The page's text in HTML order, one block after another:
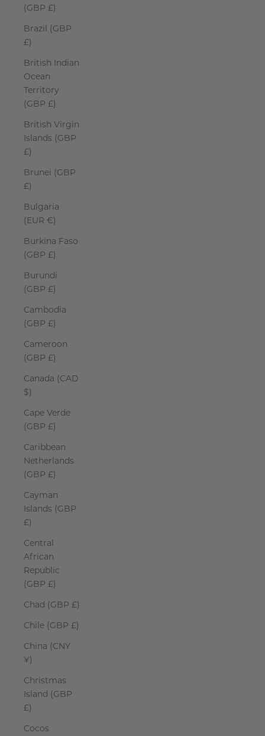
(GBP £)
Brazil (GBP
£)
British Indian
Ocean
Territory
(GBP £)
British Virgin
Islands (GBP
£)
Brunei (GBP
£)
Bulgaria
(EUR €)
Burkina Faso
(GBP £)
Burundi
(GBP £)
Cambodia
(GBP £)
Cameroon
(GBP £)
Canada (CAD
$)
Cape Verde
(GBP £)
Caribbean
Netherlands
(GBP £)
Cayman
Islands (GBP
£)
Central
African
Republic
(GBP £)
Chad (GBP £)
Chile (GBP £)
China (CNY
¥)
Christmas
Island (GBP
£)
Cocos